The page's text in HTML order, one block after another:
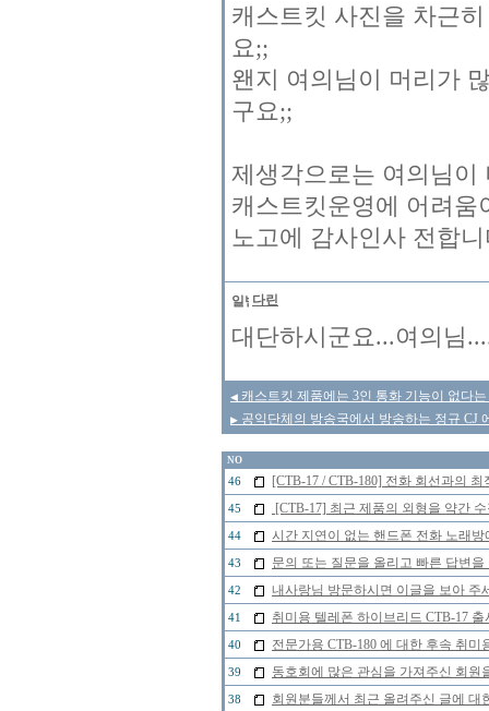
캐스트킷 사진을 차근
요;;
왠지 여의님이 머리가
구요;;
제생각으로는 여의님이
캐스트킷운영에 어려움
노고에 감사인사 전합
다린
대단하시군요...여의님
◀ 캐스트킷 제품에는 3인 통화 기능이 없다
▶ 공익단체의 방송국에서 방송하는 정규 CJ
NO
46 [CTB-17 / CTB-180] 전화 회선과의
45 [CTB-17] 최근 제품의 외형을 약간
44 시간 지연이 없는 핸드폰 전화 노래
43 문의 또는 질문을 올리고 빠른 답변
42 내사랑님 방문하시면 이글을 보아 주
41 취미용 텔레폰 하이브리드 CTB-17
40 전문가용 CTB-180 에 대한 후속 취
39 동호회에 많은 관심을 가져주신 회
38 회원분들께서 최근 올려주신 글에